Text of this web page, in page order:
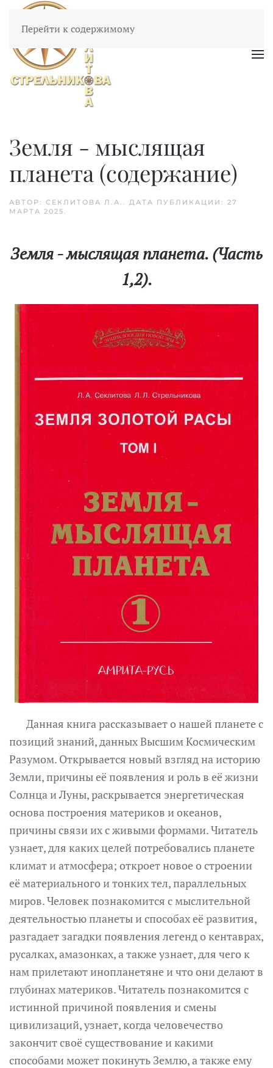
Перейти к содержимому
Земля - мыслящая
планета (содержание)
АВТОР: СЕКЛИТОВА Л.А.. ДАТА ПУБЛИКАЦИИ: 27
МАРТА 2025.
Земля - мыслящая планета. (Часть
1,2).
Данная книга рассказывает о нашей планете с
позиций знаний, данных Высшим Космическим
Разумом. Открывается новый взгляд на историю
Земли, причины её появления и роль в её жизни
Солнца и Луны, раскрывается энергетическая
основа построения материков и океанов,
причины связи их с живыми формами. Читатель
узнает, для каких целей потребовались планете
климат и атмосфера; откроет новое о строении
её материального и тонких тел, параллельных
миров. Человек познакомится с мыслительной
деятельностью планеты и способах её развития,
разгадает загадки появления легенд о кентаврах,
русалках, амазонках, а также узнает, для чего к
нам прилетают инопланетяне и что они делают в
глубинах материков. Читатель познакомится с
истинной причиной появления и смены
цивилизаций, узнает, когда человечество
закончит своё существование и какими
способами может покинуть Землю, а также ему